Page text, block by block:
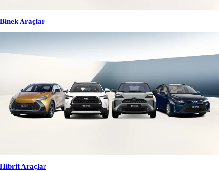
Binek Araçlar
Hibrit Araçlar